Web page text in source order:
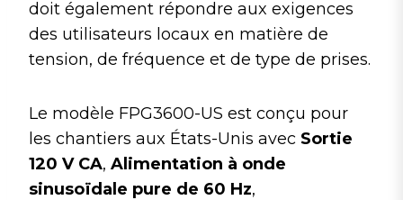
doit également répondre aux exigences
des utilisateurs locaux en matière de
tension, de fréquence et de type de prises.
Le modèle FPG3600-US est conçu pour
les chantiers aux États-Unis avec Sortie
120 V CA, Alimentation à onde
sinusoïdale pure de 60 Hz,